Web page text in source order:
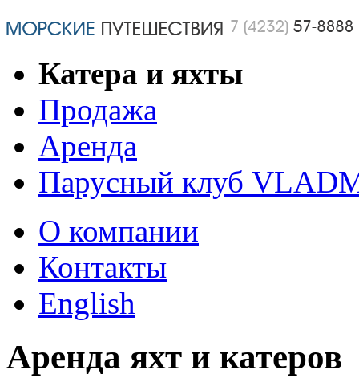
Катера и яхты
Продажа
Аренда
Парусный клуб
О компании
Контакты
English
Аренда яхт и катеров